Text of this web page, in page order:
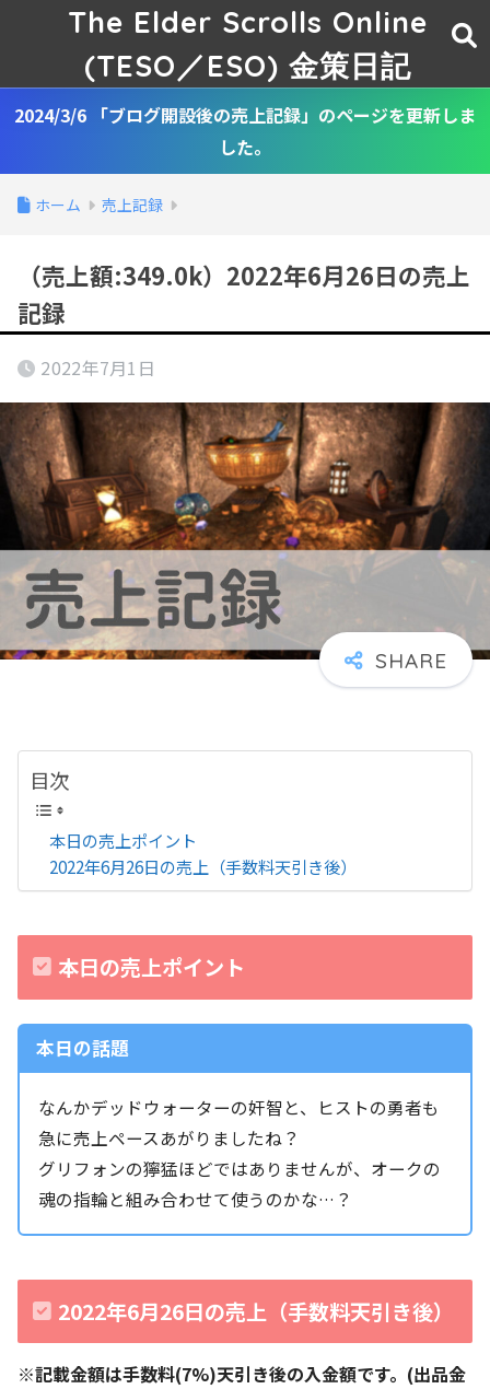
The Elder Scrolls Online
(TESO／ESO) 金策日記
2024/3/6 「ブログ開設後の売上記録」のページを更新しま
した。
ホーム 売上記録
（売上額:349.0k）2022年6月26日の売上
記録
2022年7月1日
目次
本日の売上ポイント
2022年6月26日の売上（手数料天引き後）
本日の売上ポイント
本日の話題
なんかデッドウォーターの奸智と、ヒストの勇者も
急に売上ペースあがりましたね？
グリフォンの獰猛ほどではありませんが、オークの
魂の指輪と組み合わせて使うのかな…？
2022年6月26日の売上（手数料天引き後）
※記載金額は手数料(7%)天引き後の入金額です。(出品金